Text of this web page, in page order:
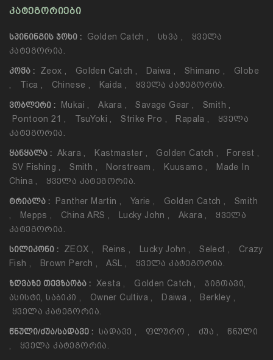
ᲙᲐᲢᲔᲒᲝᲠᲘᲔᲑᲘ
ᲡᲞᲘᲜᲘᲜᲒᲘᲡ ᲯᲝᲮᲘ : Golden Catch , Სხვა ,
Ყველა
Კატეგორია.
ᲙᲝᲭᲐ : Zeox , Golden Catch , Daiwa , Shimano ,
Globe
,
Tica , Chinese , Kaida , Ყველა Კატეგორია.
ᲕᲝᲑᲚᲔᲠᲘ : Mukai , Akara , Savage Gear , Smith ,
Pontoon 21 , TsuYoki , Strike Pro , Rapala ,
Ყველა
Კატეგორია.
ᲧᲐᲜᲧᲐᲚᲐ : Akara , Kastmaster , Golden Catch , Forest ,
SV Fishing , Smith , Norstream , Kuusamo ,
Made In
China , Ყველა Კატეგორია.
ᲢᲠᲘᲐᲚᲐ : Panther Martin , Yarie , Golden Catch ,
Smith
,
Mepps , China ARS , Lucky John , Akara ,
Ყველა
Კატეგორია.
ᲡᲘᲚᲘᲙᲝᲜᲘ : ZEOX , Reins , Lucky John , Select ,
Crazy
Fish , Brown Perch , ASL , Ყველა Კატეგორია.
ᲖᲦᲕᲐᲖᲔ ᲗᲔᲕᲖᲐᲝᲑᲐ : Xesta , Golden Catch ,
Ჯიგთავი,
Ასისტი, Საბიკი , Owner Cultiva , Daiwa , Berkley ,
Ყველა Კატეგორია.
ᲬᲜᲣᲚᲘ/ᲫᲣᲐ/ᲡᲐᲓᲐᲕᲔ : Სადავე , Ფლურო , Ძუა ,
Წნული
,
Ყველა Კატეგორია.